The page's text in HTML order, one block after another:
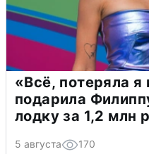
«Всё, потеряла
подарила
лодку за 1,2 млн
5 августа 170